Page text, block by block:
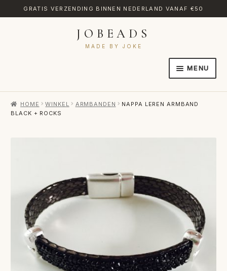
GRATIS VERZENDING BINNEN NEDERLAND VANAF €50
JOBEADS
MADE BY JOKE
MENU
AFREKENEN
RETOURNEREN
TRANSLATE
VERLANGLIJST
VERZENDKOSTEN
HOME WINKEL ARMBANDEN
NAPPA LEREN ARMBAND
BLACK + ROCKS